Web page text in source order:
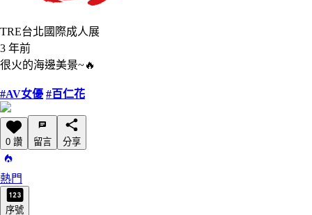
TRE台北國際成人展
3 年前
很火的海邊美景~🔥
#AV女優 #百仁花
0 讚 留言 分享
熱門
序號